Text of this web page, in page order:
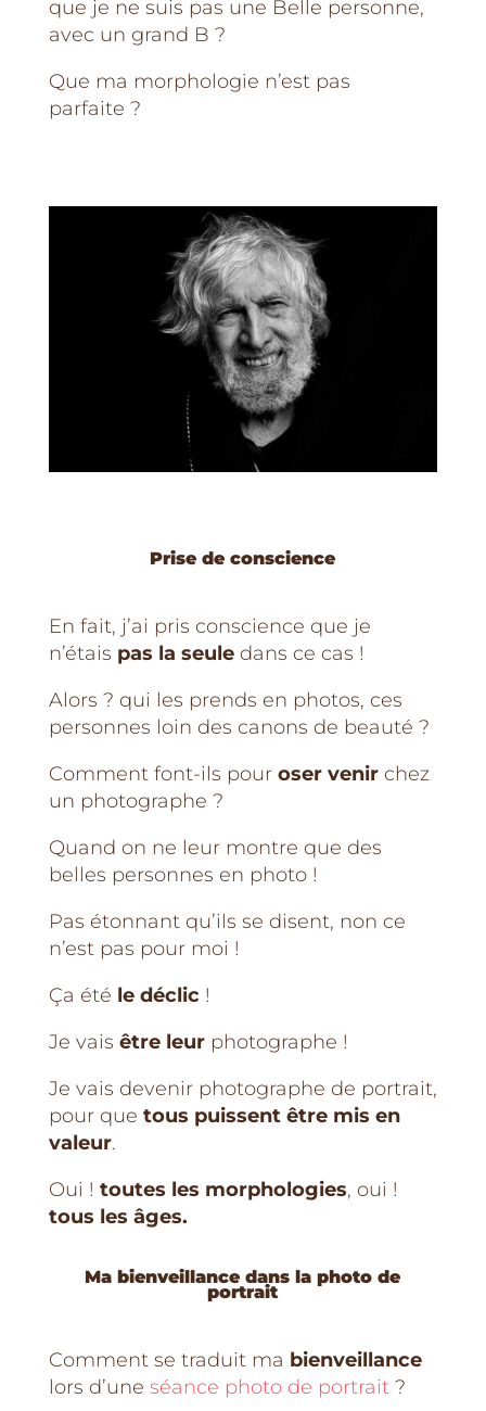
que je ne suis pas une Belle personne,
avec un grand B ?
Que ma morphologie n’est pas
parfaite ?
Prise de conscience
En fait, j’ai pris conscience que je
n’étais pas la seuledans ce cas !
Alors ? qui les prends en photos, ces
personnes loin des canons de beauté ?
Comment font-ils pour oser venirchez
un photographe ?
Quand on ne leur montre que des
belles personnes en photo !
Pas étonnant qu’ils se disent, non ce
n’est pas pour moi !
Ça été le déclic !
Je vais être leurphotographe !
Je vais devenir photographe de portrait,
pour que tous puissent être mis en
valeur.
Oui ! toutes les morphologies, oui !
tous les âges.
Ma bienveillance dans la photo de
portrait
Comment se traduit ma bienveillance
lors d’une séance photo de portrait?